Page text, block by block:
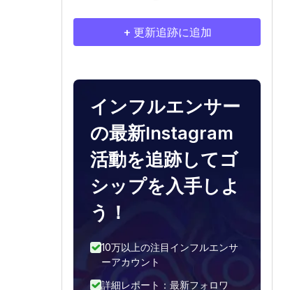
+ 更新追跡に追加
インフルエンサー
の最新Instagram
活動を追跡してゴ
シップを入手しよ
う！
10万以上の注目インフルエンサ
ーアカウント
詳細レポート：最新フォロワ